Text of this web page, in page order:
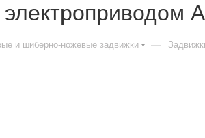
и шиберно-ножевые задвижки —